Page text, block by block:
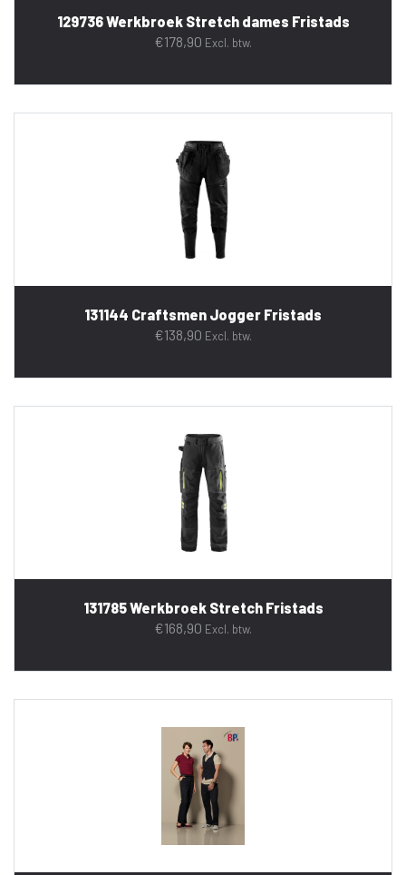
129736 Werkbroek Stretch dames Fristads
€178,90 Excl. btw.
131144 Craftsmen Jogger Fristads
€138,90 Excl. btw.
131785 Werkbroek Stretch Fristads
€168,90 Excl. btw.